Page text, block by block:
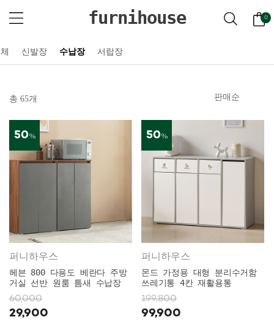
0
furnihouse
신발장 수납장 서랍장
총 65개
50%
퍼니하우스
헤븐 800 다용도 베란다 주방
거실 선반 원룸 틈새 수납장
60,000
29,900
50%
퍼니하우스
몬드 가정용 대형 분리수거함
쓰레기통 4칸 재활용통
199,800
99,900